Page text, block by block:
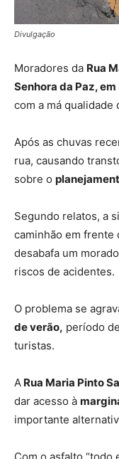
Divulgação
Moradores da Rua
Senhora da Paz,
com a má qualidade
Após as chuvas
rua, causando
sobre o
Segundo relatos, a
caminhão em frente
desabafa um
riscos de acidentes.
O problema se
de verão, período
turistas.
A Rua Maria Pinto
dar acesso à
importante